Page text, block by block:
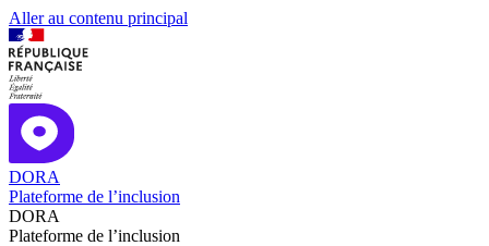
Aller au contenu principal
DORA
Plateforme de l’inclusion
DORA
Plateforme de l’inclusion